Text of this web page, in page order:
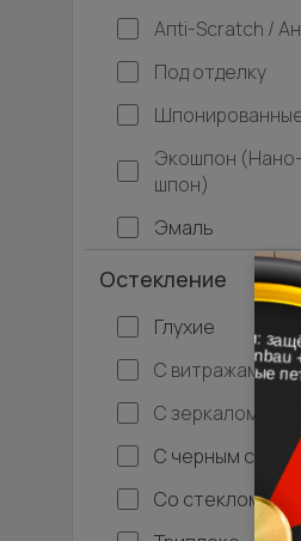
Апti-Sсrаtсh /
Под отделку
Экошпон
шпон)
Эмаль
Остекление
Глухие
С витражами
С зеркалом
С черным
Со стеклом